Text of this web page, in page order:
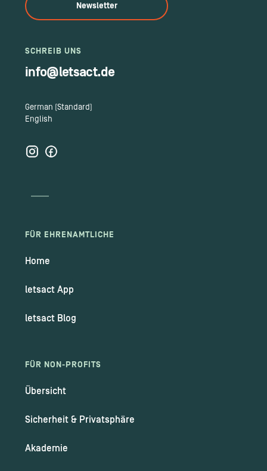
Newsletter
SCHREIB UNS
info@letsact.de
German (Standard)
English
FÜR EHRENAMTLICHE
Home
letsact App
letsact Blog
FÜR NON-PROFITS
Übersicht
Sicherheit & Privatsphäre
Akademie